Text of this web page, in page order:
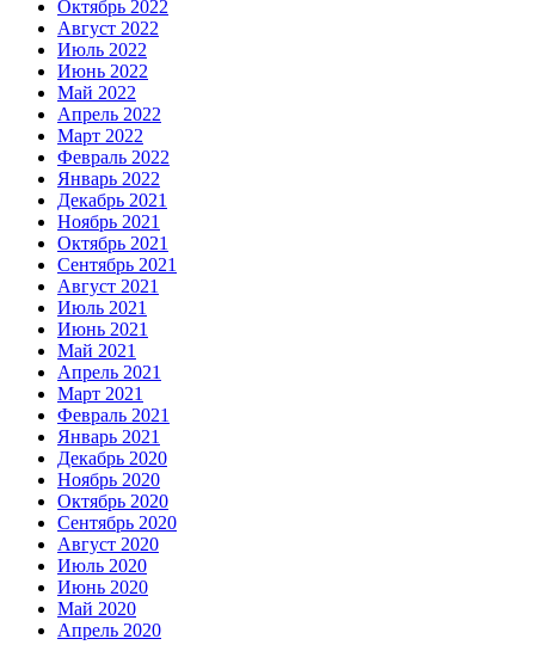
Октябрь 2022
Август 2022
Июль 2022
Июнь 2022
Май 2022
Апрель 2022
Март 2022
Февраль 2022
Январь 2022
Декабрь 2021
Ноябрь 2021
Октябрь 2021
Сентябрь 2021
Август 2021
Июль 2021
Июнь 2021
Май 2021
Апрель 2021
Март 2021
Февраль 2021
Январь 2021
Декабрь 2020
Ноябрь 2020
Октябрь 2020
Сентябрь 2020
Август 2020
Июль 2020
Июнь 2020
Май 2020
Апрель 2020